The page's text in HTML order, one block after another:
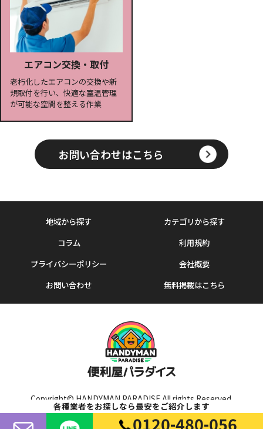
エアコン交換・取付
老朽化したエアコンの交換や新
規取付を行い、快適な室温管理
が可能な空間を整える作業
お問い合わせはこちら
地域から探す
カテゴリから探す
コラム
利用規約
プライバシーポリシー
会社概要
お問い合わせ
無料掲載はこちら
Copyright© HANDYMAN PARADISE All rights Reserved.
各種業者をお探しなら最安をご紹介します
0120-480-056